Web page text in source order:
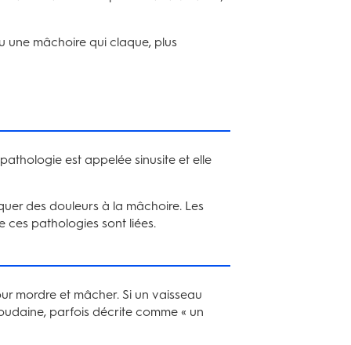
une mâchoire qui claque, plus
est appelée sinusite et elle
des douleurs à la mâchoire. Les
ces pathologies sont liées.
mordre et mâcher. Si un vaisseau
parfois décrite comme « un